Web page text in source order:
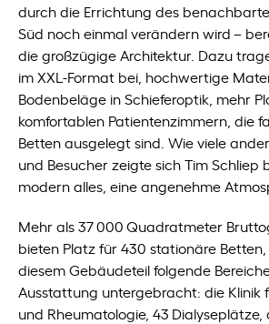
durch die Errichtung des
Süd noch einmal verändern wird –
die großzügige Architektur. Dazu
im XXL-Format bei, hochwertige
Bodenbeläge in Schieferoptik, mehr
komfortablen Patientenzimmern, die
Betten ausgelegt sind. Wie viele
und Besucher zeigte sich Tim Schliep
modern alles, eine angenehme
Mehr als 37 000 Quadratmeter
bieten Platz für 430 stationäre
diesem Gebäudeteil folgende
Ausstattung untergebracht: die Klinik
und Rheumatologie, 43 Dialyseplätze,